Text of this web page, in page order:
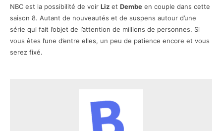
NBC est la possibilité de voir Liz et Dembe en couple dans cette
saison 8. Autant de nouveautés et de suspens autour d’une
série qui fait l’objet de l’attention de millions de personnes. Si
vous êtes l’une d’entre elles, un peu de patience encore et vous
serez fixé.